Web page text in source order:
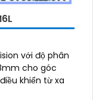
với độ phân
cho góc
khiển từ xa